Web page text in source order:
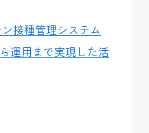
接種管理システム
運用まで実現した活